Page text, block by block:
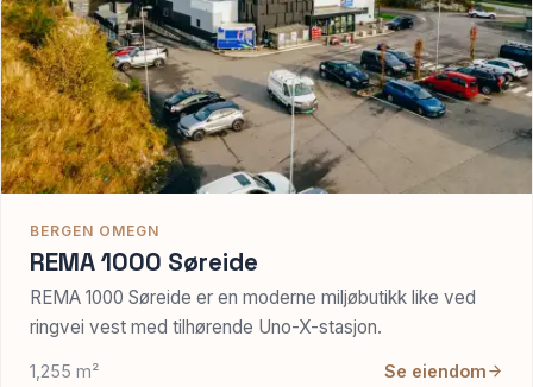
BERGEN OMEGN
REMA 1000 Søreide
REMA 1000 Søreide er en moderne miljøbutikk like ved
ringvei vest med tilhørende Uno-X-stasjon.
1,255 m² Se eiendom